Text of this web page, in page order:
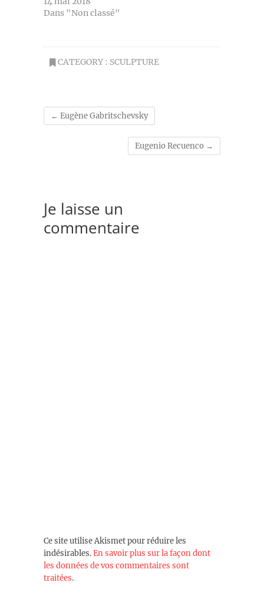
Dans "Non classé"
CATEGORY : SCULPTURE
← Eugène Gabritschevsky
Eugenio Recuenco →
Je laisse un
commentaire
Ce site utilise Akismet pour réduire les
indésirables.En savoir plus sur la façon dont
les données de vos commentaires sont
traitées.